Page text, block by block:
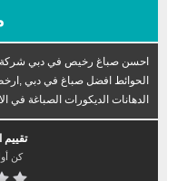
احسن صباغ رخيص في دبي شركة
الحوائط افضل صباغ في دبي
الدهانات الديكورات الصباغة في
كن